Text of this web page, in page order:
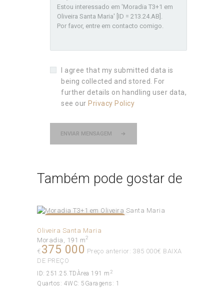
I agree that my submitted data is
being collected and stored. For
further details on handling user data,
see our Privacy Policy
ENVIAR MENSAGEM
Também pode gostar de
Oliveira Santa Maria
Moradia
191 m2
€ 375 000 Preço anterior: 385 000€ BAIXA
DE PREÇO
ID: 251.25.TDÀrea 191 m 2
Quartos: 4WC: 5 Garagens: 1